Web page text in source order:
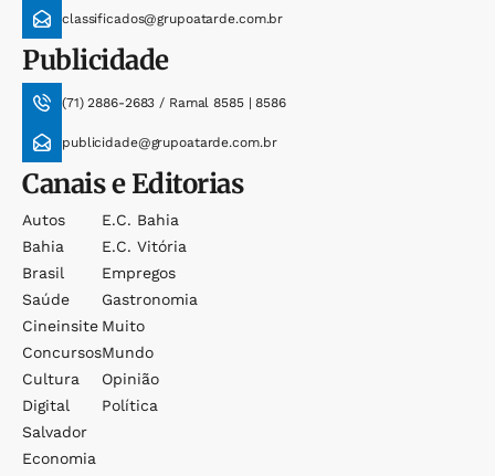
classificados@grupoatarde.com.br
Publicidade
(71) 2886-2683 / Ramal 8585 | 8586
publicidade@grupoatarde.com.br
Canais e Editorias
Autos
Bahia
Brasil
Saúde
Cineinsite
Concursos
Cultura
Digital
Salvador
Economia
E.c. Bahia
E.c. Vitória
Empregos
Gastronomia
Muito
Mundo
Opinião
Política